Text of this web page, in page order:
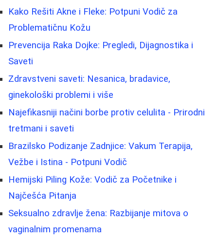
Kako Rešiti Akne i Fleke: Potpuni Vodič za
Problematičnu Kožu
Prevencija Raka Dojke: Pregledi, Dijagnostika i
Saveti
Zdravstveni saveti: Nesanica, bradavice,
ginekološki problemi i više
Najefikasniji načini borbe protiv celulita - Prirodni
tretmani i saveti
Brazilsko Podizanje Zadnjice: Vakum Terapija,
Vežbe i Istina - Potpuni Vodič
Hemijski Piling Kože: Vodič za Početnike i
Najčešća Pitanja
Seksualno zdravlje žena: Razbijanje mitova o
vaginalnim promenama